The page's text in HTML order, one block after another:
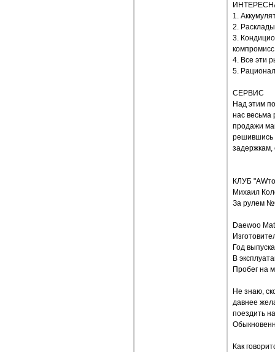
1.
2.
3.
4. Все эти
5.
СЕРВИС
Над этим
нас весьма
продажи
решившись
задержкам,
КЛУБ
Михаил
За рулем
Daewoo
Год
В
Пробег на
Не знаю,
давнее
поездить
Как